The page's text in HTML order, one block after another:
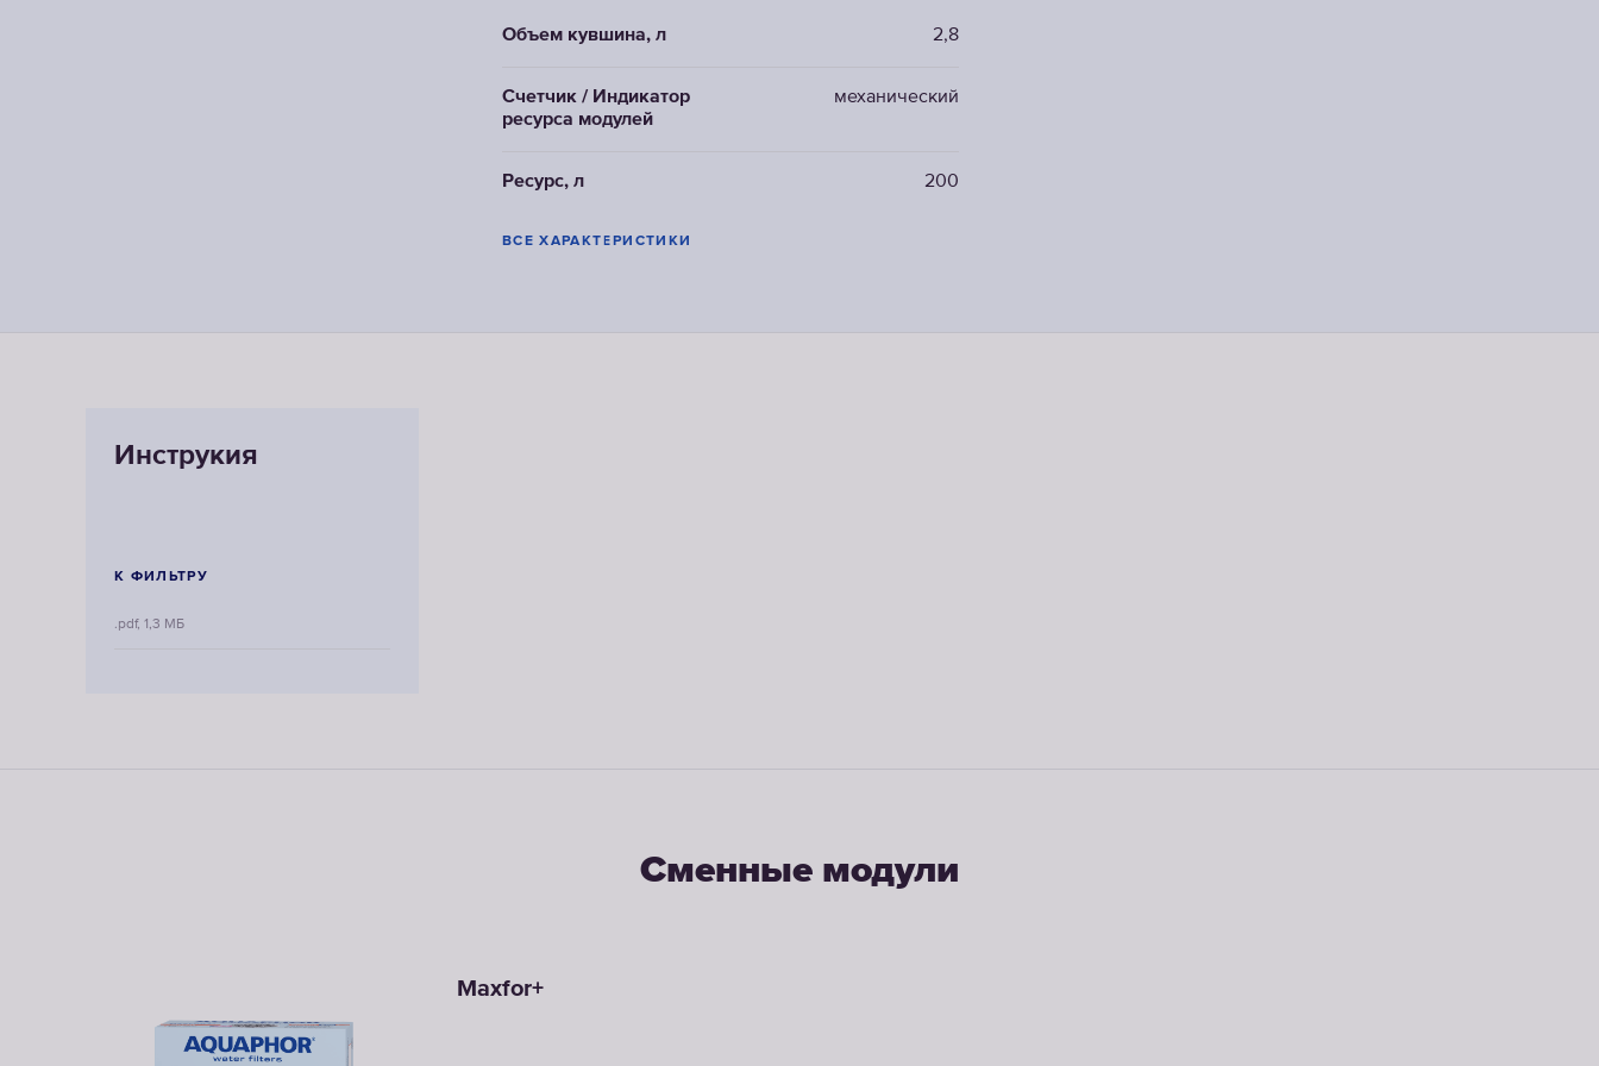
Объем кувшина, л 2,8
Счетчик / Индикатор
ресурса модулей
механический
Ресурс, л 200
ВСЕ ХАРАКТЕРИСТИКИ
Инструкия
К ФИЛЬТРУ
.pdf, 1,3 МБ
Сменные модули
Maxfor+